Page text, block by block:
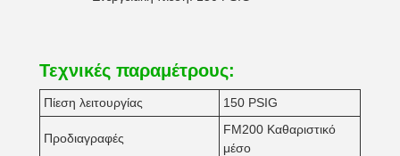
Τεχνικές παραμέτρους:
Πίεση λειτουργίας 150 PSIG
Προδιαγραφές
FM200 Καθαριστικό
μέσο